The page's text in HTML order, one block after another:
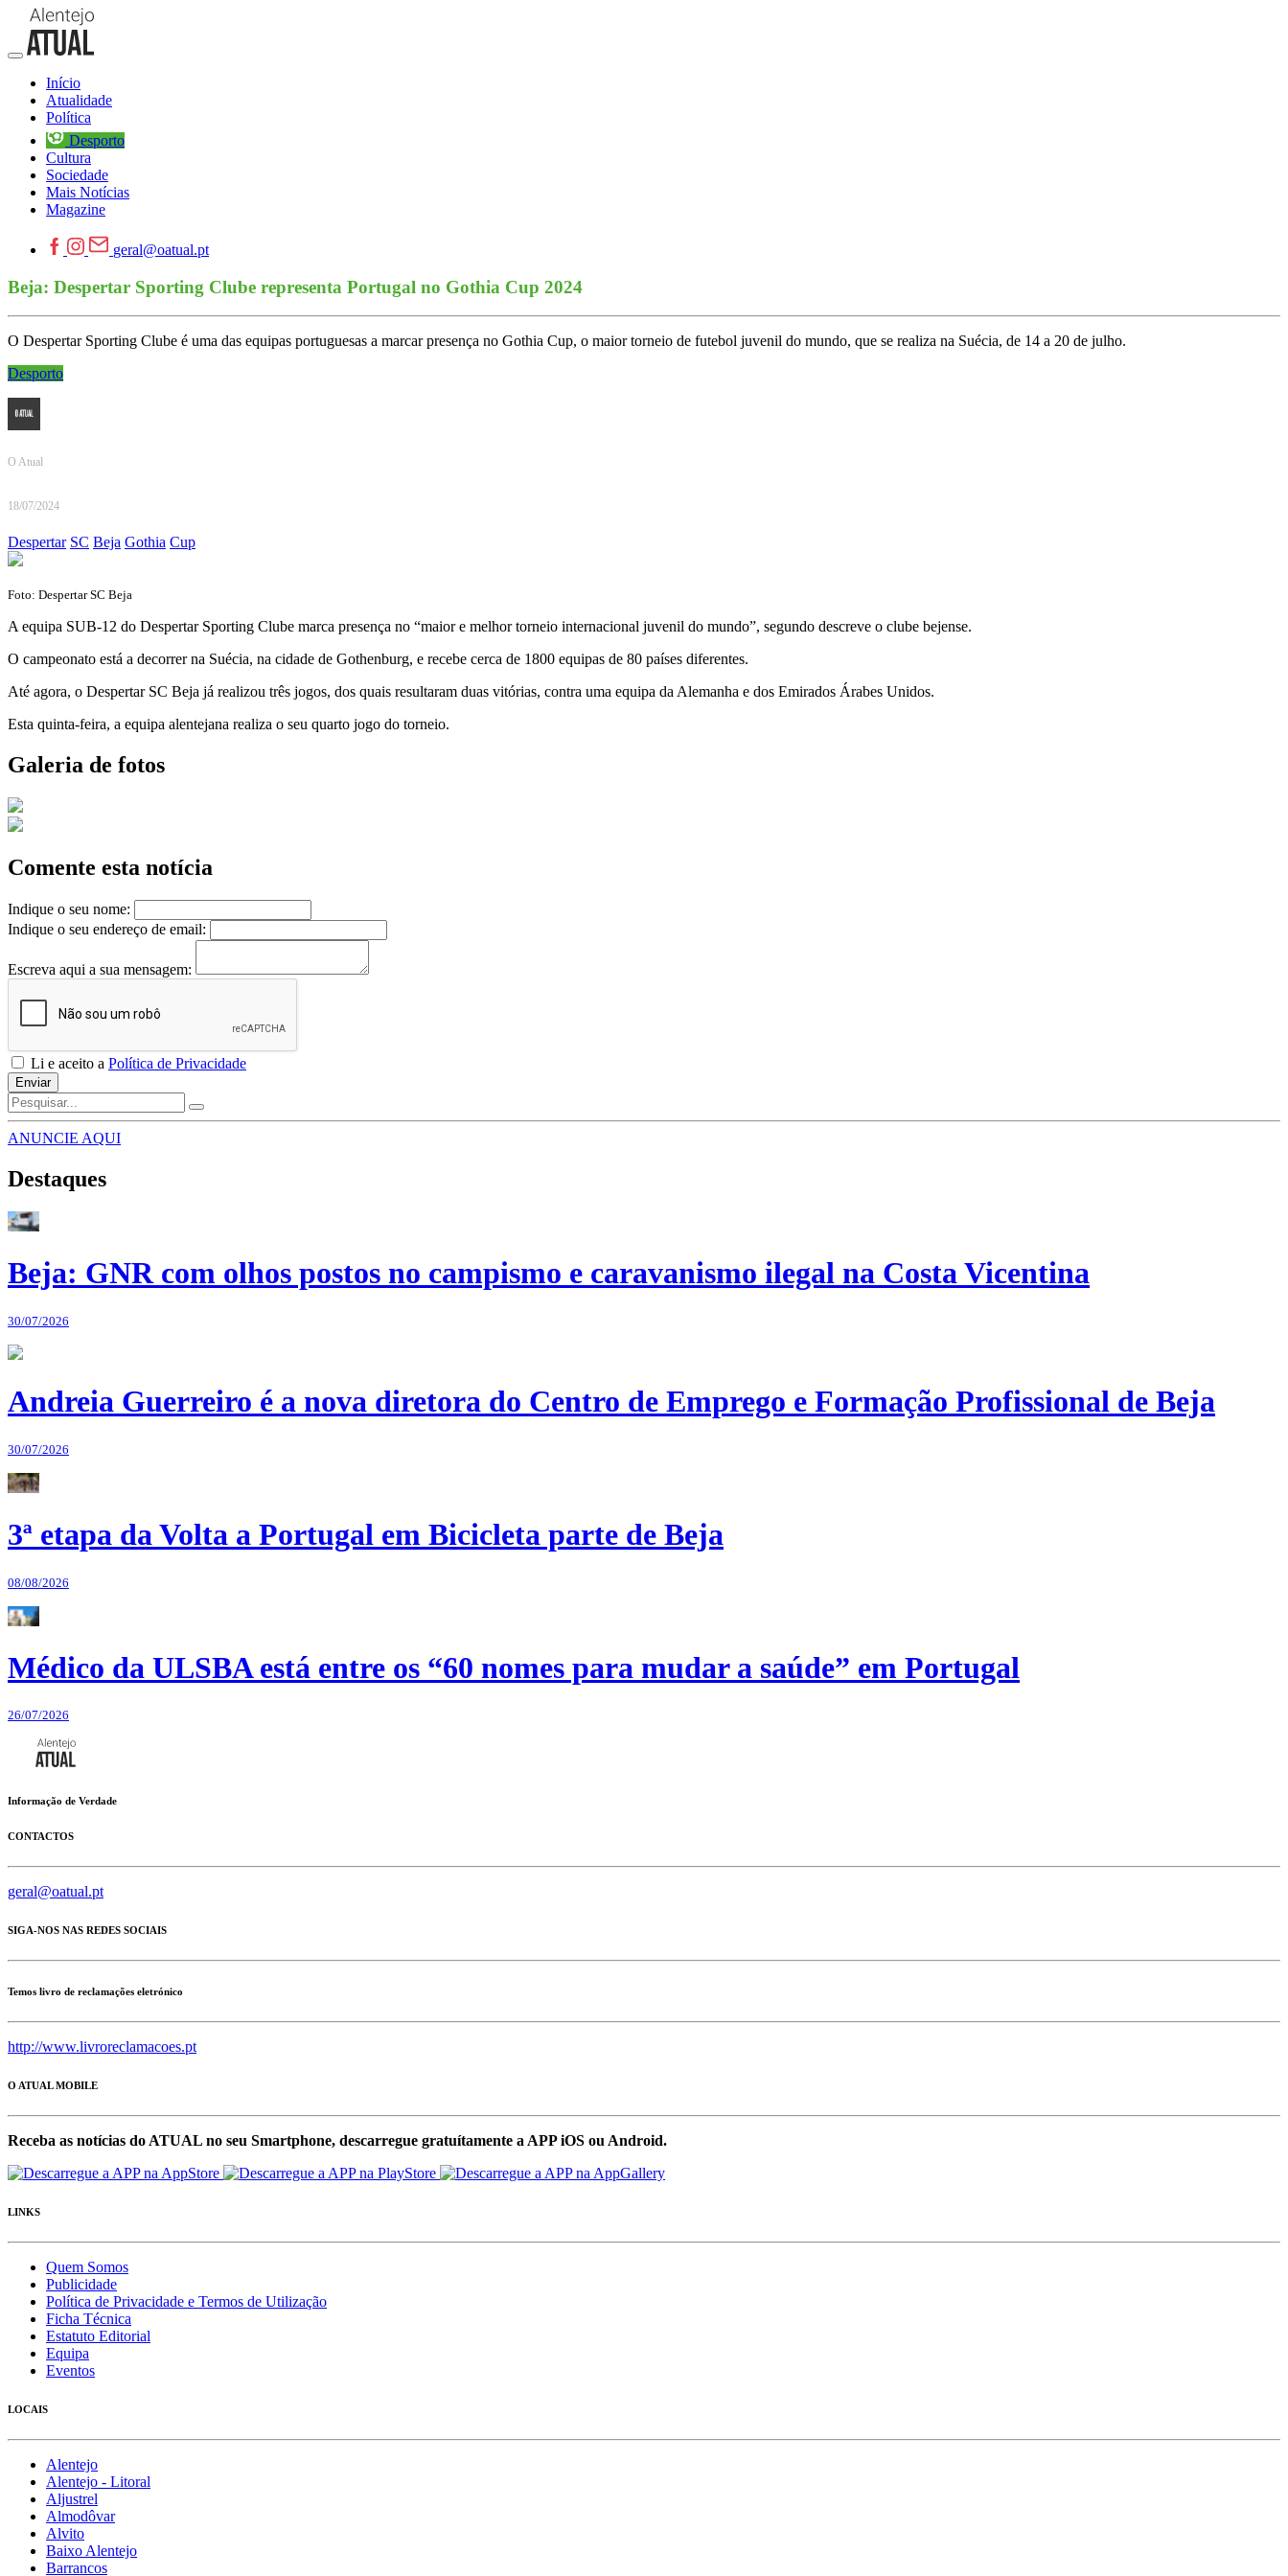
Início
Atualidade
Política
Desporto
Cultura
Sociedade
Mais Notícias
Magazine
geral@oatual.pt
Beja: Despertar Sporting Clube representa Portugal no Gothia Cup 2024
O Despertar Sporting Clube é uma das equipas portuguesas a marcar presença no Gothia Cup, o maior torneio de futebol juvenil do mundo, que se realiza na Suécia, de 14 a 20 de julho.
Desporto
O Atual
18/07/2024
Despertar SC Beja Gothia Cup
Foto: Despertar SC Beja
A equipa SUB-12 do Despertar Sporting Clube marca presença no “maior e melhor torneio internacional juvenil do mundo”, segundo descreve o clube bejense.
O campeonato está a decorrer na Suécia, na cidade de Gothenburg, e recebe cerca de 1800 equipas de 80 países diferentes.
Até agora, o Despertar SC Beja já realizou três jogos, dos quais resultaram duas vitórias, contra uma equipa da Alemanha e dos Emirados Árabes Unidos.
Esta quinta-feira, a equipa alentejana realiza o seu quarto jogo do torneio.
Galeria de fotos
Comente esta notícia
Indique o seu nome:
Indique o seu endereço de email:
Escreva aqui a sua mensagem:
Li e aceito a Política de Privacidade
Enviar
ANUNCIE AQUI
Destaques
Beja: GNR com olhos postos no campismo e caravanismo ilegal na Costa Vicentina
30/07/2026
Andreia Guerreiro é a nova diretora do Centro de Emprego e Formação Profissional de Beja
30/07/2026
3ª etapa da Volta a Portugal em Bicicleta parte de Beja
08/08/2026
Médico da ULSBA está entre os “60 nomes para mudar a saúde” em Portugal
26/07/2026
Informação de Verdade
CONTACTOS
geral@oatual.pt
SIGA-NOS NAS REDES SOCIAIS
Temos livro de reclamações eletrónico
http://www.livroreclamacoes.pt
O ATUAL MOBILE
Receba as notícias do ATUAL no seu Smartphone, descarregue gratuítamente a APP iOS ou Android.
LINKS
Quem Somos
Publicidade
Política de Privacidade e Termos de Utilização
Ficha Técnica
Estatuto Editorial
Equipa
Eventos
LOCAIS
Alentejo
Alentejo - Litoral
Aljustrel
Almodôvar
Alvito
Baixo Alentejo
Barrancos